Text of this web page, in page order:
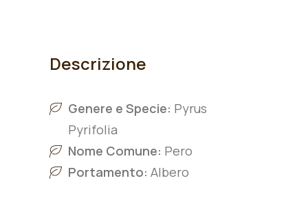
Descrizione
Genere e Specie: Pyrus
Pyrifolia
Nome Comune: Pero
Portamento: Albero